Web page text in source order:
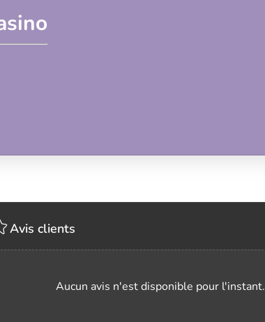
Avis clients
Aucun avis n'est disponible pour l'instant.